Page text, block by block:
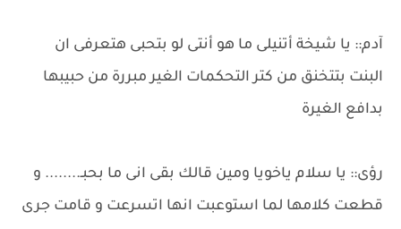
آدم:: يا شيخة أتنيلى ما هو أنتى لو بتحبى هتعرفى ان
البنت بتتخنق من كتر التحكمات الغير مبررة من حبيبها
بدافع الغيرة
رؤى:: يا سلام ياخويا ومين قالك بقى انى ما بحبـ........ و
قطعت كلامها لما استوعبت انها اتسرعت و قامت جرى